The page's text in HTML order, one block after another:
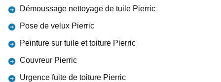
Démoussage nettoyage de tuile Pierric
Pose de velux Pierric
Peinture sur tuile et toiture Pierric
Couvreur Pierric
Urgence fuite de toiture Pierric